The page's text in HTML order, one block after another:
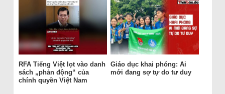
RFA Tiếng Việt lọt vào danh
sách „phản động“ của
chính quyền Việt Nam
Giáo dục khai phóng: Ai
mới đang sợ tự do tư duy